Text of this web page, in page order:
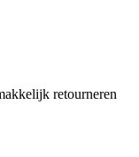
retourneren